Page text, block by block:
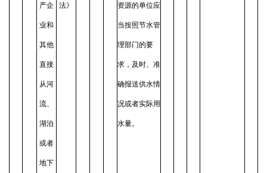
产企
业和
其他
直接
从河
流、
湖泊
或者
地下
法》 资源的单位应
当按照节水管
理部门的要
求，及时、准
确报送供水情
况或者实际用
水量。